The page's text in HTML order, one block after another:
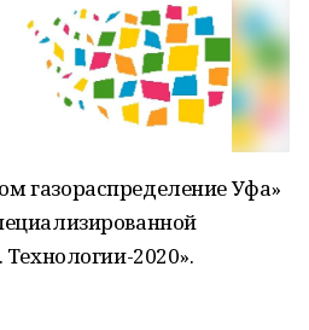
газораспределение Уфа»
Технологии-2020».